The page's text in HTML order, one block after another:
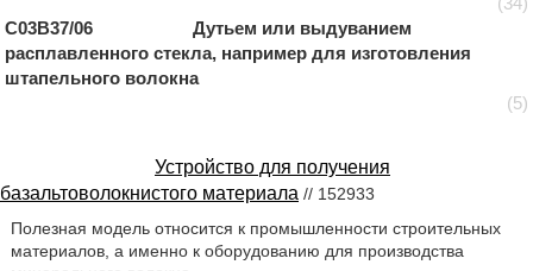
C03B37/06 Дутьем или выдуванием
расплавленного стекла, например для изготовления
штапельного волокна
(5)
Устройство для получения
базальтоволокнистого материала // 152933
Полезная модель относится к промышленности строительных
материалов, а именно к оборудованию для производства